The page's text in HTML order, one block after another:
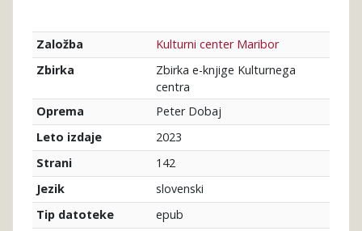
Založba
Kulturni center Maribor
Zbirka
Zbirka e-knjige Kulturnega
centra
Oprema
Peter Dobaj
Leto izdaje
2023
Strani
142
Jezik
slovenski
Tip datoteke
epub